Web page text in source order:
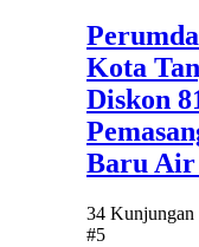
Kota
Diskon
Baru Air
34 Kunjungan
#5